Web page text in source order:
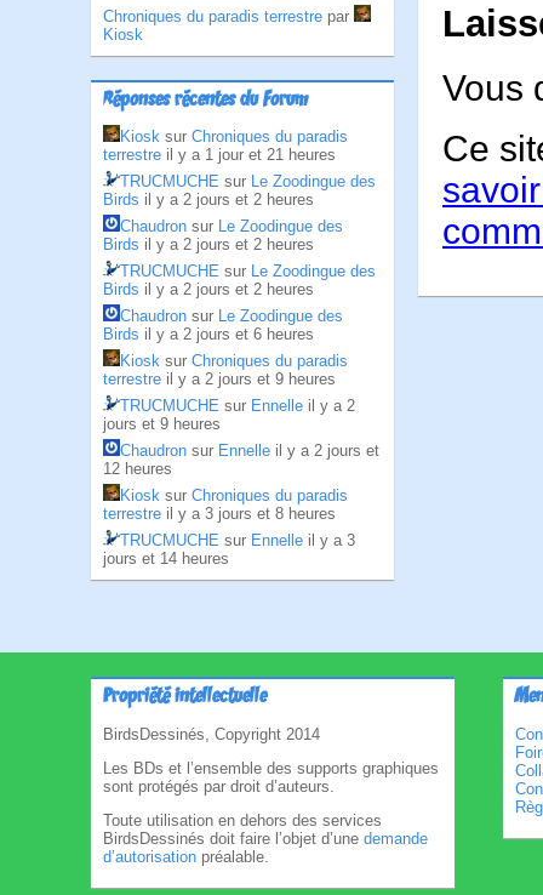
Chroniques du paradis terrestre par
Kiosk
Réponses récentes du Forum
Kiosk sur Chroniques du paradis
terrestre il y a 1 jour et 21 heures
TRUCMUCHE sur Le Zoodingue des
Birds il y a 2 jours et 2 heures
Chaudron sur Le Zoodingue des
Birds il y a 2 jours et 2 heures
TRUCMUCHE sur Le Zoodingue des
Birds il y a 2 jours et 2 heures
Chaudron sur Le Zoodingue des
Birds il y a 2 jours et 6 heures
Kiosk sur Chroniques du paradis
terrestre il y a 2 jours et 9 heures
TRUCMUCHE sur Ennelle il y a 2
jours et 9 heures
Chaudron sur Ennelle il y a 2 jours et
12 heures
Kiosk sur Chroniques du paradis
terrestre il y a 3 jours et 8 heures
TRUCMUCHE sur Ennelle il y a 3
jours et 14 heures
Vous
Ce
Propriété intellectuelle
BirdsDessinés, Copyright 2014
Les BDs et l’ensemble des supports graphiques
sont protégés par droit d’auteurs.
Toute utilisation en dehors des services
BirdsDessinés doit faire l’objet d’une demande
d’autorisation préalable.